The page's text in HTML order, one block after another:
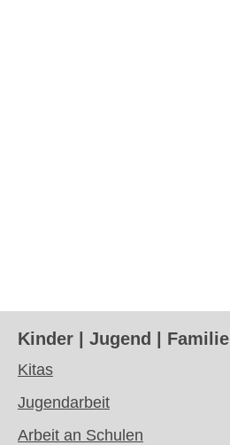
Kinder | Jugend | Familie
Kitas
Jugendarbeit
Arbeit an Schulen